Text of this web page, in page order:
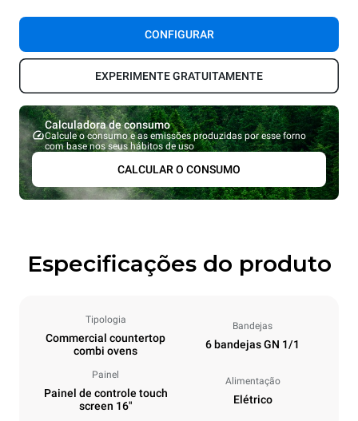
CONFIGURAR
EXPERIMENTE GRATUITAMENTE
Calculadora de consumo
Calcule o consumo e as emissões produzidas por esse forno
com base nos seus hábitos de uso
CALCULAR O CONSUMO
Especificações do produto
Tipologia
Commercial countertop
combi ovens
Bandejas
6 bandejas GN 1/1
Painel
Painel de controle touch
screen 16"
Alimentação
Elétrico